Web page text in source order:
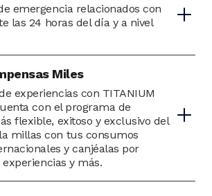
emergencia relacionados con
las 24 horas del día y a nivel
Miles
experiencias con TITANIUM
con el programa de
flexible, exitoso y exclusivo del
millas con tus consumos
y canjéalas por
experiencias y más.